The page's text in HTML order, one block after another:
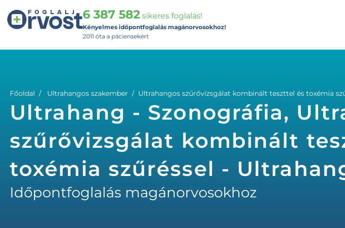
6 387 582 sikeres foglalás!
Kényelmes időpontfoglalás magánorvosokhoz!
2011 óta a páciensekért
Főoldal Ultrahangos szakember Ultrahangos szűrővizsgálat kombinált teszttel és toxémia
Ultrahang - Szonográfia,
szűrővizsgálat kombinált
toxémia szűréssel -
Időpontfoglalás magánorvosokhoz